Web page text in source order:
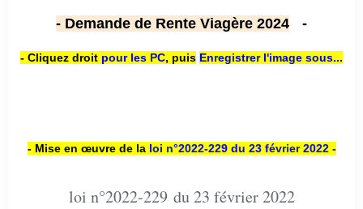
- Demande de Rente Viagère 2024 -
- Cliquez droit pour les PC, puis Enregistrer l'image sous...
- Mise en œuvre de la loi n°2022-229 du 23 février 2022 -
loi n°2022-229 du 23 février 2022